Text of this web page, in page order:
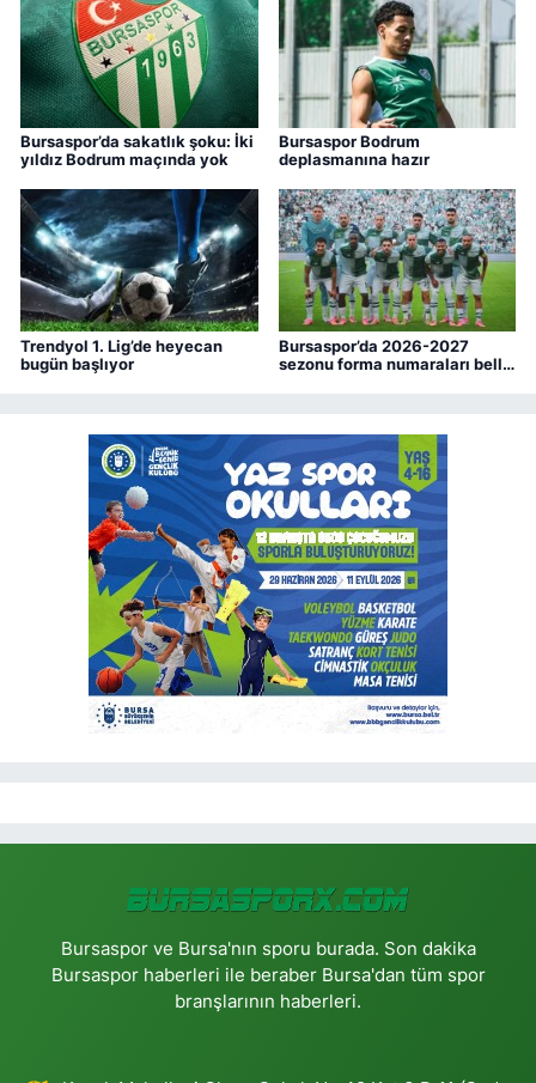
Bursaspor’da sakatlık şoku: İki
yıldız Bodrum maçında yok
Bursaspor Bodrum
deplasmanına hazır
Trendyol 1. Lig’de heyecan
bugün başlıyor
Bursaspor’da 2026-2027
sezonu forma numaraları belli
Bursaspor ve Bursa'nın sporu burada. Son dakika
Bursaspor haberleri ile beraber Bursa'dan tüm spor
branşlarının haberleri.